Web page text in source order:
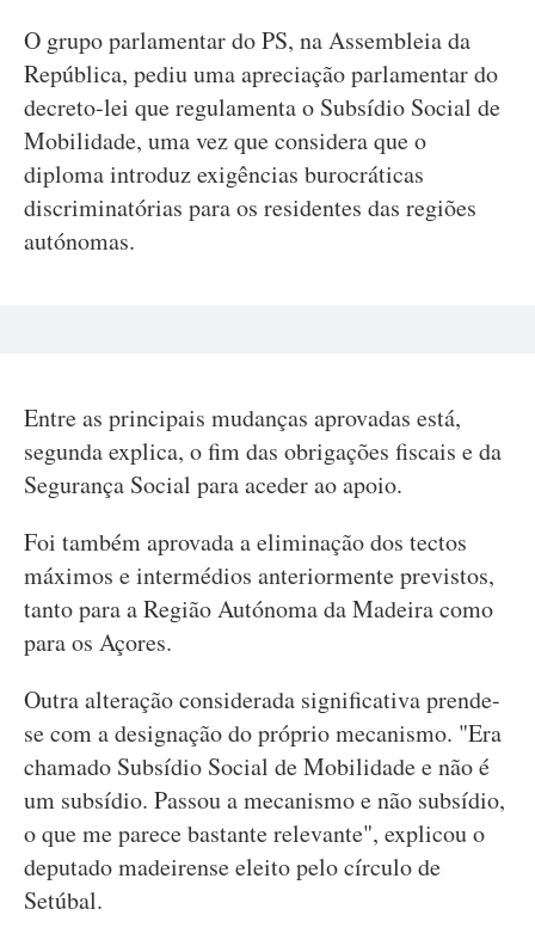
O grupo parlamentar do PS, na Assembleia da
República, pediu uma apreciação parlamentar do
decreto-lei que regulamenta o Subsídio Social de
Mobilidade, uma vez que considera que o
diploma introduz exigências burocráticas
discriminatórias para os residentes das regiões
autónomas.
Entre as principais mudanças aprovadas está,
segunda explica, o fim das obrigações fiscais e da
Segurança Social para aceder ao apoio.
Foi também aprovada a eliminação dos tectos
máximos e intermédios anteriormente previstos,
tanto para a Região Autónoma da Madeira como
para os Açores.
Outra alteração considerada significativa prende-
se com a designação do próprio mecanismo. "Era
chamado Subsídio Social de Mobilidade e não é
um subsídio. Passou a mecanismo e não subsídio,
o que me parece bastante relevante", explicou o
deputado madeirense eleito pelo círculo de
Setúbal.